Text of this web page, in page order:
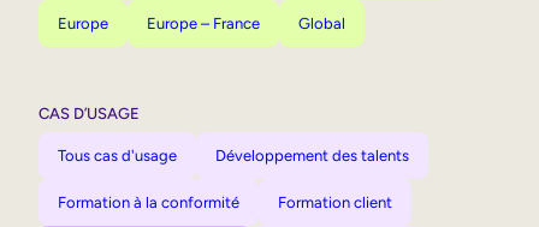
Europe Europe – France Global
CAS D’USAGE
Tous cas d'usage Développement des talents
Formation à la conformité Formation client